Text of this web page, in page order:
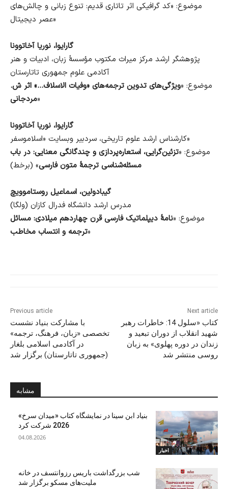
موضوع: «کد گرافیکی اثر تاتاری قدیم: تنوع زبانی و چالش‌های
عصر دیجیتال»
گارایوا، نوریا آخاتوونا
پژوهشگر ارشد مرکز میراث مکتوب مؤسسهٔ زبان، ادبیات و هنر
آکادمی علوم جمهوری تاتارستان
موضوع: «ویژگی‌های تدوین ترجمه‌های «وفیات الاسلاف…» اثر ش.
مردجانی»
گارایوا، نوریا آخاتوونا
کارشناس ارشد علوم تاریخی، سردبیر وبسایت «اسلاموسفر»
موضوع: «تزئین‌گرایی، استعاره‌پردازی و چندگانگی معنایی: در باب
مسئله‌شناسی ترجمهٔ متون فارسی» (برخط)
گیبادولین، اسماعیل روستاموویچ
مدرس ارشد دانشگاه فدرال کازان (ولگا)
موضوع: «نامهٔ دیپلماتیک فارسی قرن چهاردهم میلادی: مسائل
ترجمه و انتساب مخاطب»
Previous article
با مشارکت بنیاد نشست
تخصصی «زبان، فرهنگ، ترجمه»
در آکادمی اسلامی بلغار
(جمهوری تاتارستان) برگزار شد
Next article
کتاب «سلول 14: خاطرات رهبر
شهید انقلاب از دوران تبعید و
زندان در دوره پهلوی» به زبان
روسی منتشر شد
مشابه
اخبار
بنیاد ابن‌ سینا در نمایشگاه کتاب «میدان سرخ»
2026 شرکت کرد
04.08.2026
شب بزرگداشت باریس رزوانتسف در خانه
ملیت‌های مسکو برگزار شد